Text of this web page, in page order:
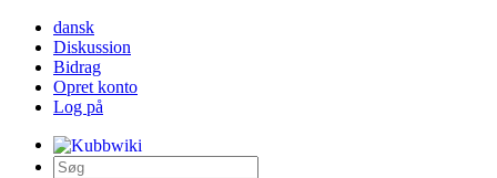
dansk
Diskussion
Bidrag
Opret konto
Log på